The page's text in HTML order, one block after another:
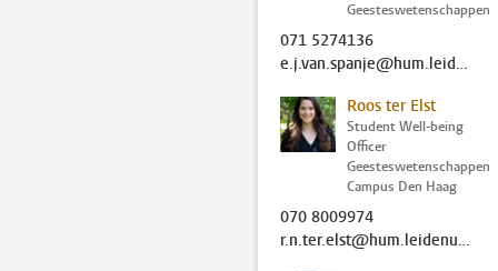
Geesteswetenschappen
071 5274136
e.j.van.spanje@hum.leidenuniv.nl
Roos ter Elst
Student Well-being
Officer
Geesteswetenschappen
Campus Den Haag
070 8009974
r.n.ter.elst@hum.leidenuniv.nl